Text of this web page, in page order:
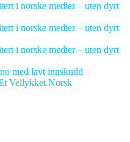
i norske medier – uten dyrt
i norske medier – uten dyrt
i norske medier – uten dyrt
med lavt innskudd
Vellykket Norsk